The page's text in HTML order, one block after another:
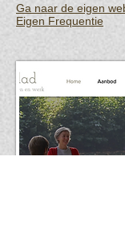
Ga naar de eigen
Eigen Frequentie